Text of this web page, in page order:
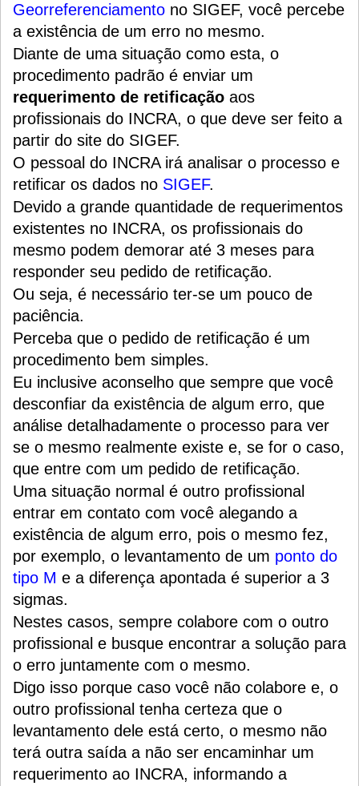
Georreferenciamento no SIGEF, você percebe
a existência de um erro no mesmo.
Diante de uma situação como esta, o
procedimento padrão é enviar um
requerimento de retificação aos
profissionais do INCRA, o que deve ser feito a
partir do site do SIGEF.
O pessoal do INCRA irá analisar o processo e
retificar os dados no SIGEF.
Devido a grande quantidade de requerimentos
existentes no INCRA, os profissionais do
mesmo podem demorar até 3 meses para
responder seu pedido de retificação.
Ou seja, é necessário ter-se um pouco de
paciência.
Perceba que o pedido de retificação é um
procedimento bem simples.
Eu inclusive aconselho que sempre que você
desconfiar da existência de algum erro, que
análise detalhadamente o processo para ver
se o mesmo realmente existe e, se for o caso,
que entre com um pedido de retificação.
Uma situação normal é outro profissional
entrar em contato com você alegando a
existência de algum erro, pois o mesmo fez,
por exemplo, o levantamento de um ponto do
tipo M e a diferença apontada é superior a 3
sigmas.
Nestes casos, sempre colabore com o outro
profissional e busque encontrar a solução para
o erro juntamente com o mesmo.
Digo isso porque caso você não colabore e, o
outro profissional tenha certeza que o
levantamento dele está certo, o mesmo não
terá outra saída a não ser encaminhar um
requerimento ao INCRA, informando a